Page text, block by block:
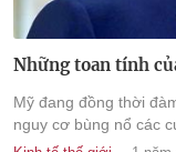
Những toan tính
Mỹ đang đồng thời
nguy cơ bùng nổ các